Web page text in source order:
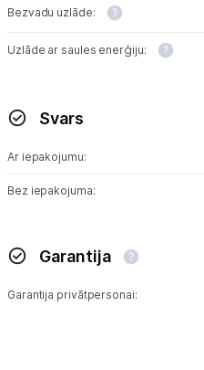
Bezvadu uzlāde:
Uzlāde ar saules enerģiju:
Svars
Ar iepakojumu:
Bez iepakojuma:
Garantija
Garantija privātpersonai: